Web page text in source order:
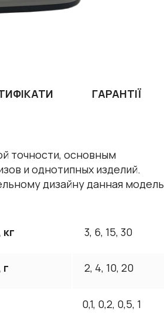
ГАРАНТІЇ
точности, основным
и однотипных изделий.
дизайну данная модель
3, 6, 15, 30
2, 4, 10, 20
0,1, 0,2, 0,5, 1